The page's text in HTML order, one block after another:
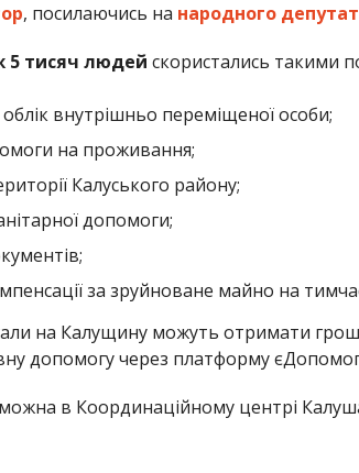
, посилаючись на народного
5 тисяч людей скористались такими
внутрішньо переміщеної особи;
на проживання;
Калуського району;
допомоги;
за зруйноване майно на
на Калущину можуть отримати
допомогу через платформу
в Координаційному центрі